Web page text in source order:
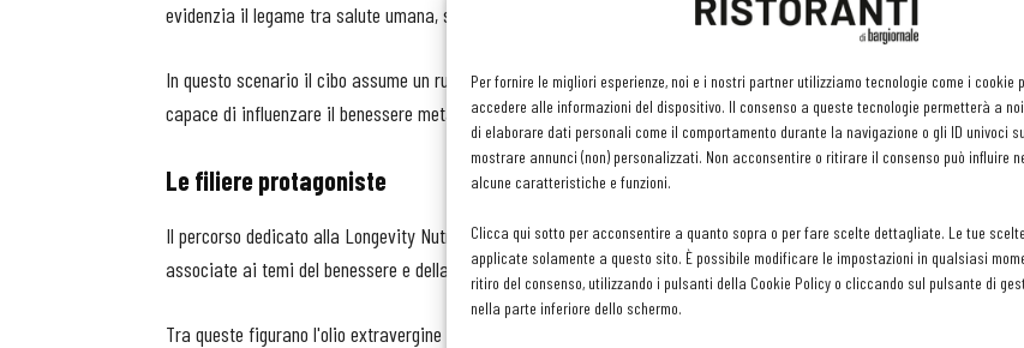
Per fornire le migliori esperienze, noi e i nostri partner utilizziamo tecnologie come i cookie
accedere alle informazioni del dispositivo. Il consenso a queste tecnologie permetterà a
di elaborare dati personali come il comportamento durante la navigazione o gli ID univoci
mostrare annunci (non) personalizzati. Non acconsentire o ritirare il consenso può influire
alcune caratteristiche e funzioni.
Clicca qui sotto per acconsentire a quanto sopra o per fare scelte dettagliate. Le tue
applicate solamente a questo sito. È possibile modificare le impostazioni in qualsiasi
ritiro del consenso, utilizzando i pulsanti della Cookie Policy o cliccando sul pulsante di
nella parte inferiore dello schermo.
evidenzia il legame tra salute umana, sistemi alimentari, ambiente ed ecosistemi.
In questo scenario il cibo assume un ruolo centrale, non solo come fonte di nutrimento ma anche come elemento
capace di influenzare il benessere metabolico, il microbiota intestinale e la qualità della vita.
Le filiere protagoniste
Il percorso dedicato alla Longevity Nutrition si svilupperà attraverso alcune delle principali filiere alimentari
associate ai temi del benessere e della nutrizione funzionale.
Tra queste figurano l'olio extravergine di oliva, apprezzato per la presenza di composti bioattivi; i prodotti